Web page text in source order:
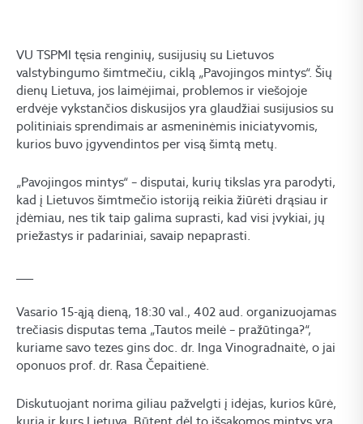
VU TSPMI tęsia renginių, susijusių su Lietuvos
valstybingumo šimtmečiu, ciklą „Pavojingos mintys“. Šių
dienų Lietuva, jos laimėjimai, problemos ir viešojoje
erdvėje vykstančios diskusijos yra glaudžiai susijusios su
politiniais sprendimais ar asmeninėmis iniciatyvomis,
kurios buvo įgyvendintos per visą šimtą metų.
„Pavojingos mintys“ – disputai, kurių tikslas yra parodyti,
kad į Lietuvos šimtmečio istoriją reikia žiūrėti drąsiau ir
įdėmiau, nes tik taip galima suprasti, kad visi įvykiai, jų
priežastys ir padariniai, savaip nepaprasti.
Vasario 15-ąją dieną, 18:30 val., 402 aud. organizuojamas
trečiasis disputas tema „Tautos meilė – pražūtinga?“,
kuriame savo tezes gins doc. dr. Inga Vinogradnaitė, o jai
oponuos prof. dr. Rasa Čepaitienė.
Diskutuojant norima giliau pažvelgti į idėjas, kurios kūrė,